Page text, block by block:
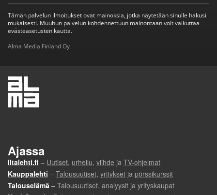
Tämän palvelun ilmoitukset ovat mainoksia, jotka näytetään sinulle hakusi
mukaisesti. Muuhun palvelun kohdennettuun mainontaan voit vaikuttaa
evästeasetusten kautta.
Alma Media Finland Oy